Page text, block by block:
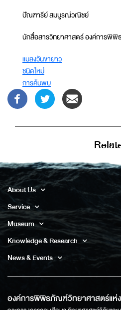
ปัณฑารีย์ สมบูรณ์วณิชย์
นักสื่อสารวิทยาศาสตร์ องค์การพิ
แมลงวันขายาว
ชนิดใหม่
การค้นพบ
About Us
Service
Museum
Knowledge & Research
News & Events
องค์การพิพิธภัณฑ์วิทยาศาสตร์แห่